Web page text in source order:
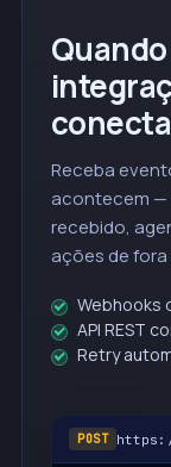
Receba
acontecem —
recebido,
ações de fora
Webhooks
API REST
Retry
POST